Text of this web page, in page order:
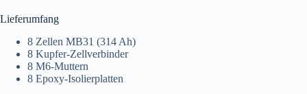
Lieferumfang
8 Zellen MB31 (314 Ah)
8 Kupfer-Zellverbinder
8 M6-Muttern
8 Epoxy-Isolierplatten